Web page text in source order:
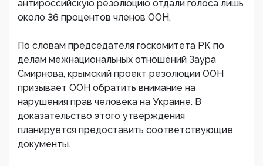
антироссийскую резолюцию отдали голоса лишь
около 36 процентов членов ООН.
По словам председателя госкомитета РК по
делам межнациональных отношений Заура
Смирнова, крымский проект резолюции ООН
призывает ООН обратить внимание на
нарушения прав человека на Украине. В
доказательство этого утверждения
планируется предоставить соответствующие
документы.